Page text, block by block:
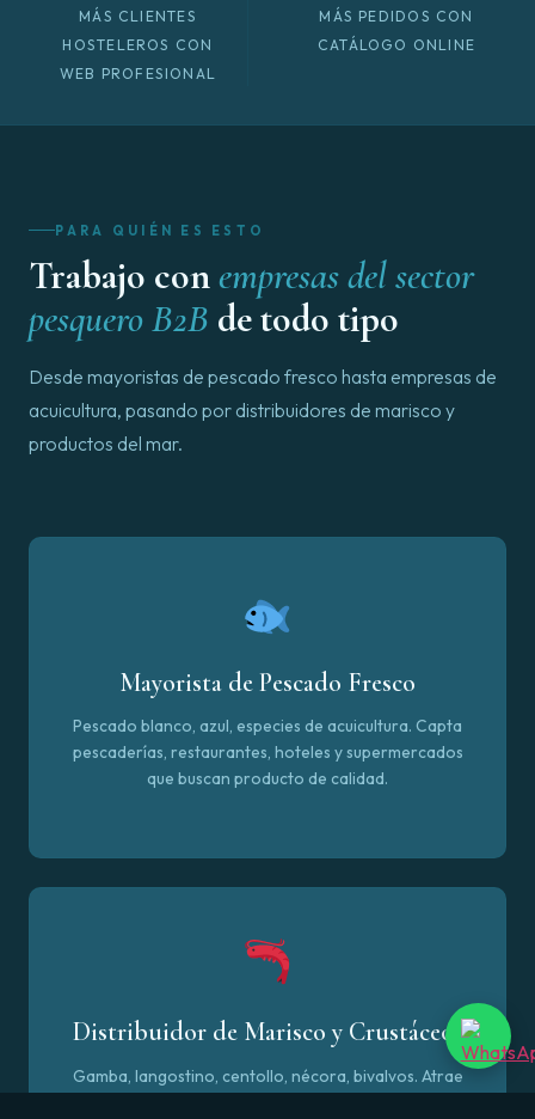
MÁS CLIENTES
HOSTELEROS CON
WEB PROFESIONAL
MÁS PEDIDOS CON
CATÁLOGO ONLINE
PARA QUIÉN ES ESTO
Trabajo conempresas del sector
pesquero B2B de todo tipo
Desde mayoristas de pescado fresco hasta empresas de
acuicultura, pasando por distribuidores de marisco y
productos del mar.
Mayorista de Pescado Fresco
Pescado blanco, azul, especies de acuicultura. Capta
pescaderías, restaurantes, hoteles y supermercados
que buscan producto de calidad.
Distribuidor de Marisco y Crustáceos
Gamba, langostino, centollo, nécora, bivalvos. Atrae